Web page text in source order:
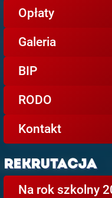
Opłaty
Galeria
BIP
RODO
Kontakt
REKRUTACJA
Na rok szkolny